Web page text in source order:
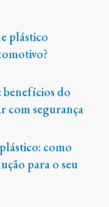
plástico
do
com segurança
como
para o seu